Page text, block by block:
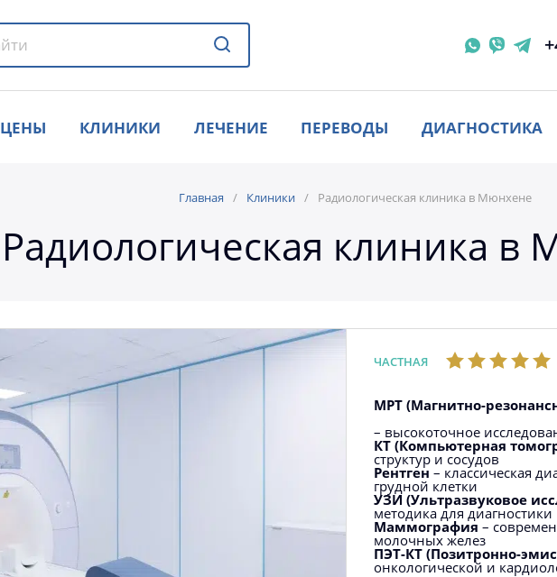
ЦЕНЫ КЛИНИКИ ЛЕЧЕНИЕ ПЕРЕВОДЫ ДИАГНОСТИКА
Главная Клиники Радиологическая клиника в Мюнхене
Радиологическая клиника в
ЧАСТНАЯ
МРТ (Магнитно-
– высокоточное
КТ (Компьютерная
структур и сосудов
Рентген – классическая
грудной клетки
УЗИ (Ультразвуковое
методика для
Маммография –
молочных желез
ПЭТ-КТ (Позитронно-
онкологической и